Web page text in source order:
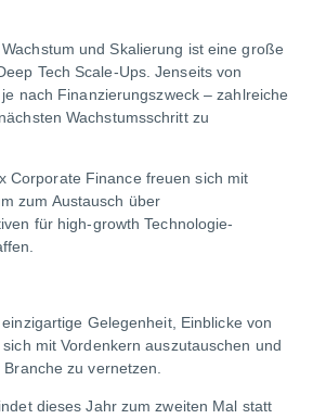
und Skalierung ist eine große
Tech Scale-Ups. Jenseits von
nach Finanzierungszweck – zahlreiche
Wachstumsschritt zu
Corporate Finance freuen sich mit
zum Austausch über
für high-growth Technologie-
Gelegenheit, Einblicke von
mit Vordenkern auszutauschen und
zu vernetzen.
dieses Jahr zum zweiten Mal statt